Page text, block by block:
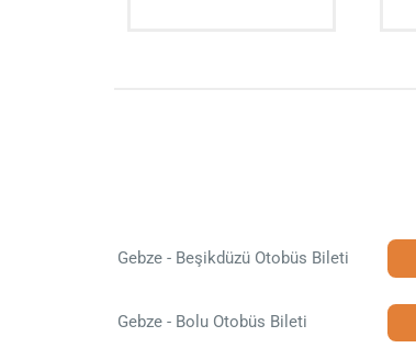
Gebze - Beşikdüzü Otobüs Bileti
Gebze - Bolu Otobüs Bileti